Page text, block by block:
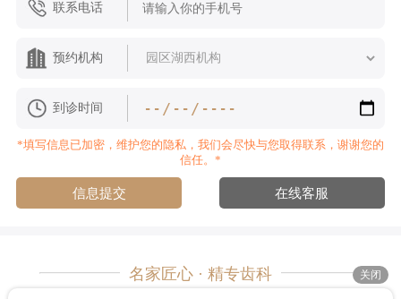
联系电话
预约机构
到诊时间
*填写信息已加密，维护您的隐私，我们会尽快与您取得联系，谢谢您的
信任。*
信息提交 在线客服
名家匠心 · 精专齿科 关闭